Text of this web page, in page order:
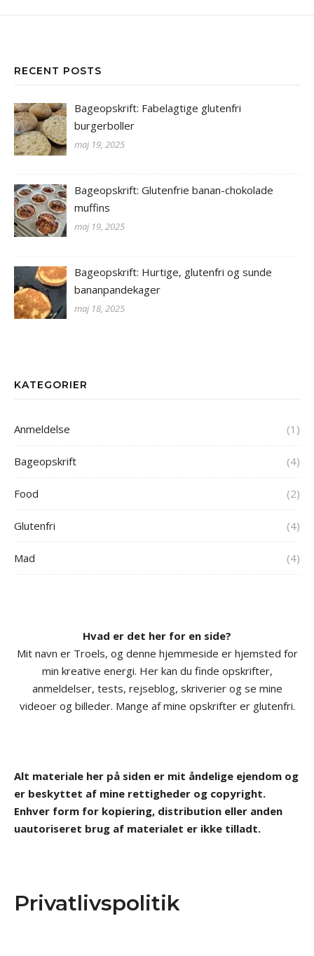
RECENT POSTS
Bageopskrift: Fabelagtige glutenfri
burgerboller
maj 19, 2025
Bageopskrift: Glutenfrie banan-chokolade
muffins
maj 19, 2025
Bageopskrift: Hurtige, glutenfri og sunde
bananpandekager
maj 18, 2025
KATEGORIER
Anmeldelse (1)
Bageopskrift (4)
Food (2)
Glutenfri (4)
Mad (4)
Hvad er det her for en side?
Mit navn er Troels, og denne hjemmeside er hjemsted for
min kreative energi. Her kan du finde opskrifter,
anmeldelser, tests, rejseblog, skriverier og se mine
videoer og billeder. Mange af mine opskrifter er glutenfri.
Alt materiale her på siden er mit åndelige ejendom og
er beskyttet af mine rettigheder og copyright.
Enhver form for kopiering, distribution eller anden
uautoriseret brug af materialet er ikke tilladt.
Privatlivspolitik